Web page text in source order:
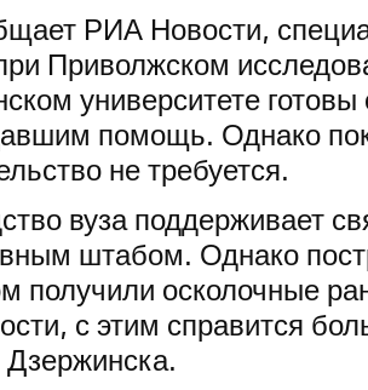
РИА Новости,
Приволжском
университете готовы
помощь. Однако
не требуется.
вуза поддерживает
штабом. Однако
получили осколочные
с этим справится